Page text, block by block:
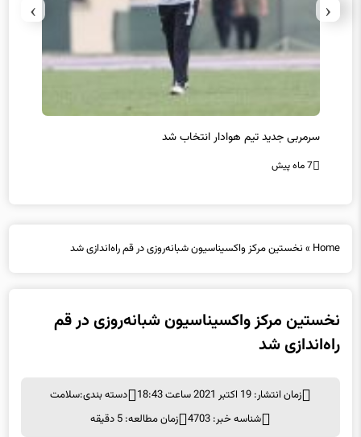
سرمربی جدید تیم هوادار انتخاب شد
7 ماه پیش
راه‌اندازی شد
شناسه خبر: 4703
زمان مطالعه: 5 دقیقه